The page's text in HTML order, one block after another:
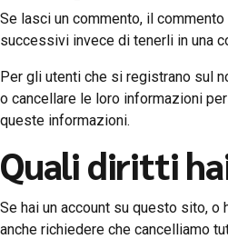
Se lasci un commento, il
successivi invece di tenerli in una
Per gli utenti che si registrano sul
o cancellare le loro informazioni
queste informazioni.
Quali diritti
Se hai un account su questo sito,
anche richiedere che cancelliamo